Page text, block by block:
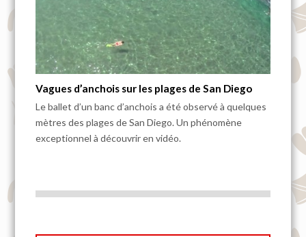
Vagues d’anchois sur les plages de San Diego
Le ballet d’un banc d’anchois a été observé à quelques
mètres des plages de San Diego. Un phénomène
exceptionnel à découvrir en vidéo.